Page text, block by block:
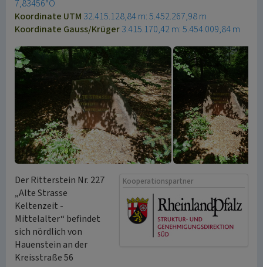
7,83456°O
Koordinate UTM 32.415.128,84 m: 5.452.267,98 m
Koordinate Gauss/Krüger3.415.170,42 m: 5.454.009,84 m
Kooperationspartner
Der Ritterstein Nr. 227
„Alte Strasse
Keltenzeit -
Mittelalter“ befindet
sich nördlich von
Hauenstein an der
Kreisstraße 56